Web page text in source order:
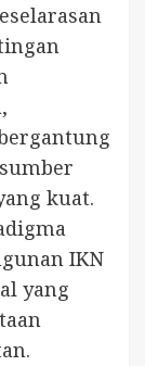
kuat.
IKN
yang